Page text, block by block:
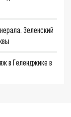
Зеленский
в Геленджике в